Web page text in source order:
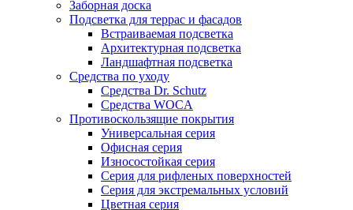
Заборная доска
Подсветка для террас и фасадов
Встраиваемая подсветка
Архитектурная подсветка
Ландшафтная подсветка
Средства по уходу
Средства Dr. Schutz
Средства WOCA
Противоскользящие покрытия
Универсальная серия
Офисная серия
Износостойкая серия
Серия для рифленых поверхностей
Серия для экстремальных условий
Цветная серия